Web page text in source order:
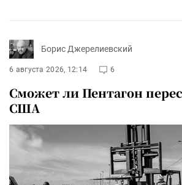
Борис Джерелиевский
6 августа 2026, 12:14 6
Сможет ли Пентагон
США